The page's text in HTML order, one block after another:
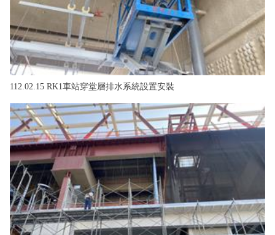
112.02.15 RK1車站穿堂層排水系統設置安裝